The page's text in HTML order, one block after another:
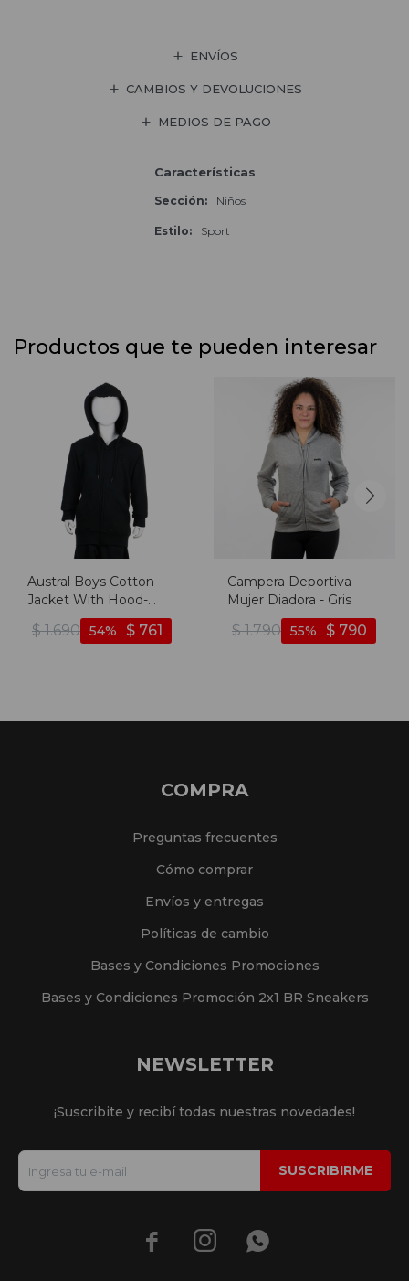
ENVÍOS
CAMBIOS Y DEVOLUCIONES
MEDIOS DE PAGO
Características
Sección Niños
Estilo Sport
Productos que te pueden interesar
Austral Boys Cotton
Jacket With Hood-
Black - Negro
$ 1.690 $ 761
54
Campera Deportiva
Mujer Diadora - Gris
$ 1.790 $ 790
55
COMPRA
Preguntas frecuentes
Cómo comprar
Envíos y entregas
Políticas de cambio
Bases y Condiciones Promociones
Bases y Condiciones Promoción 2x1 BR Sneakers
NEWSLETTER
¡Suscribite y recibí todas nuestras novedades!
SUSCRIBIRME
  